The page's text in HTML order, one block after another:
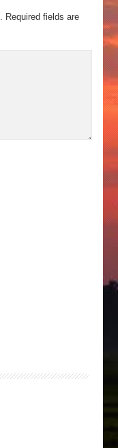
Required fields are